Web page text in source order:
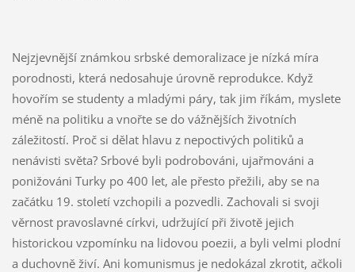
Nejzjevnější známkou srbské demoralizace je nízká míra
porodnosti, která nedosahuje úrovně reprodukce. Když
hovořím se studenty a mladými páry, tak jim říkám, myslete
méně na politiku a vnořte se do vážnějších životních
záležitostí. Proč si dělat hlavu z nepoctivých politiků a
nenávisti světa? Srbové byli podrobováni, ujařmováni a
ponižováni Turky po 400 let, ale přesto přežili, aby se na
začátku 19. století vzchopili a pozvedli. Zachovali si svoji
věrnost pravoslavné církvi, udržující při životě jejich
historickou vzpomínku na lidovou poezii, a byli velmi plodní
a duchovně živí. Ani komunismus je nedokázal zkrotit, ačkoli